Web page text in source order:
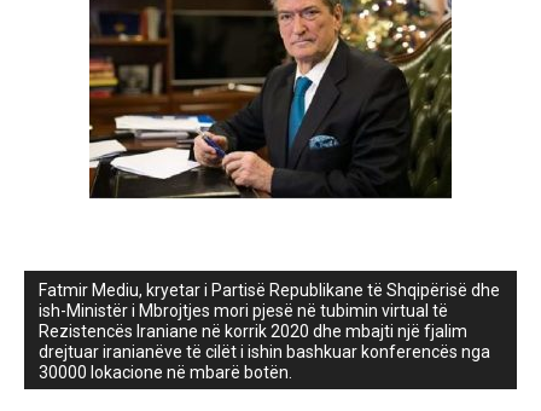
Fatmir Mediu, kryetar i Partisë Republikane të Shqipërisë dhe
ish-Ministër i Mbrojtjes mori pjesë në tubimin virtual të
Rezistencës Iraniane në korrik 2020 dhe mbajti një fjalim
drejtuar iranianëve të cilët i ishin bashkuar konferencës nga
30000 lokacione në mbarë botën.